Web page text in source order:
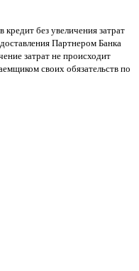
без увеличения затрат
Партнером Банка
затрат не происходит
своих обязательств по